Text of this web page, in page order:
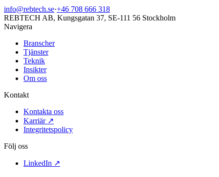
info@rebtech.se·+46 708 666 318
REBTECH AB, Kungsgatan 37, SE-111 56 Stockholm
Navigera
Branscher
Tjänster
Teknik
Insikter
Om oss
Kontakt
Kontakta oss
Karriär ↗
Integritetspolicy
Följ oss
LinkedIn ↗